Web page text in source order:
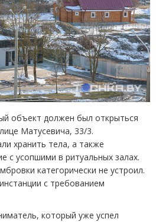
объект должен был открыться
Матусевича, 33/3.
хранить тела, а также
с усопшими в ритуальных залах.
категорически не устроил.
с требованием
который уже успел